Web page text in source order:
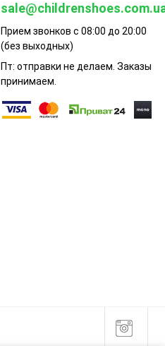
Прием звонков с 08:00 до 20:00
(без выходных)
Пт: отправки не делаем. Заказы
принимаем.